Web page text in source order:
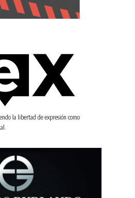
la libertad de expresión como